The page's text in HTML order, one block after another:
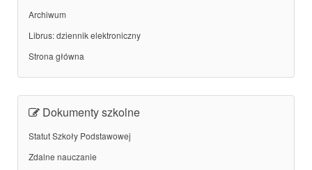
Archiwum
Librus: dziennik elektroniczny
Strona główna
Dokumenty szkolne
Statut Szkoły Podstawowej
Zdalne nauczanie